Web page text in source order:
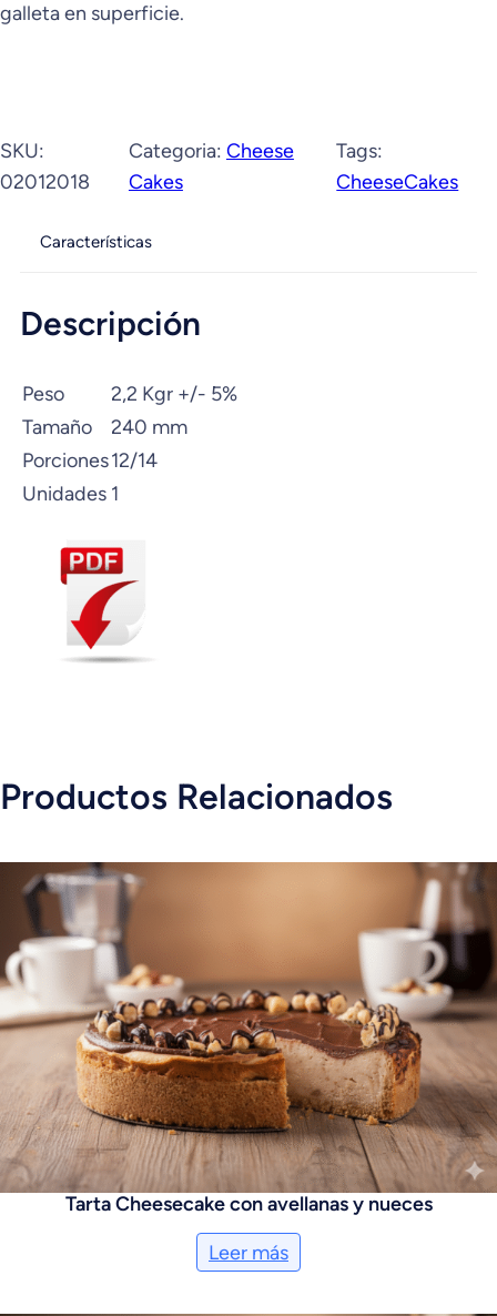
galleta en superficie.
SKU:
02012018
Categoria: Cheese
Cakes
Tags:
CheeseCakes
Características
Descripción
Peso
2,2 Kgr +/- 5%
Tamaño
240 mm
Porciones12/14
Unidades 1
Productos Relacionados
Tarta Cheesecake con avellanas y nueces
Leer más